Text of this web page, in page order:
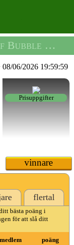
Tournament -
08/06/2026 19:59:59
Prisuppgifter
vinnare
flertal
bästa poäng i
för att slå ditt
medlem
poäng